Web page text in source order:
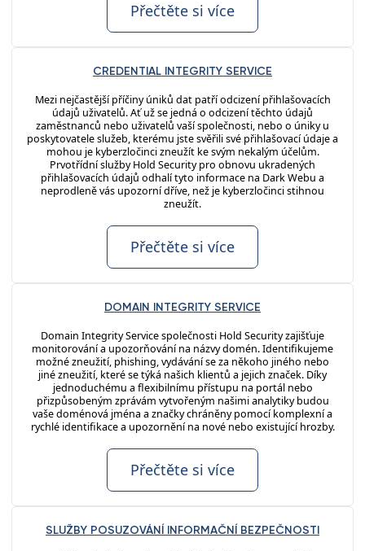
Přečtěte si více
CREDENTIAL INTEGRITY SERVICE
Mezi nejčastější příčiny úniků dat patří odcizení přihlašovacích
údajů uživatelů. Ať už se jedná o odcizení těchto údajů
zaměstnanců nebo uživatelů vaší společnosti, nebo o úniky u
poskytovatele služeb, kterému jste svěřili své přihlašovací údaje a
mohou je kyberzločinci zneužít ke svým nekalým účelům.
Prvotřídní služby Hold Security pro obnovu ukradených
přihlašovacích údajů odhalí tyto informace na Dark Webu a
neprodleně vás upozorní dříve, než je kyberzločinci stihnou
zneužít.
Přečtěte si více
DOMAIN INTEGRITY SERVICE
Domain Integrity Service společnosti Hold Security zajišťuje
monitorování a upozorňování na názvy domén. Identifikujeme
možné zneužití, phishing, vydávání se za někoho jiného nebo
jiné zneužití, které se týká našich klientů a jejich značek. Díky
jednoduchému a flexibilnímu přístupu na portál nebo
přizpůsobeným zprávám vytvořeným našimi analytiky budou
vaše doménová jména a značky chráněny pomocí komplexní a
rychlé identifikace a upozornění na nové nebo existující hrozby.
Přečtěte si více
SLUŽBY POSUZOVÁNÍ INFORMAČNÍ BEZPEČNOSTI